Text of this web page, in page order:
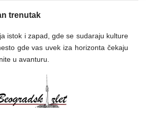
trenutak
istok i zapad, gde se sudaraju kulture
gde vas uvek iza horizonta čekaju
u avanturu.